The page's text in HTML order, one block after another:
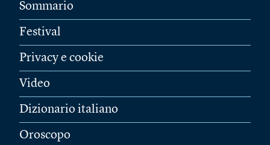
Sommario
Festival
Privacy e cookie
Video
Dizionario italiano
Oroscopo